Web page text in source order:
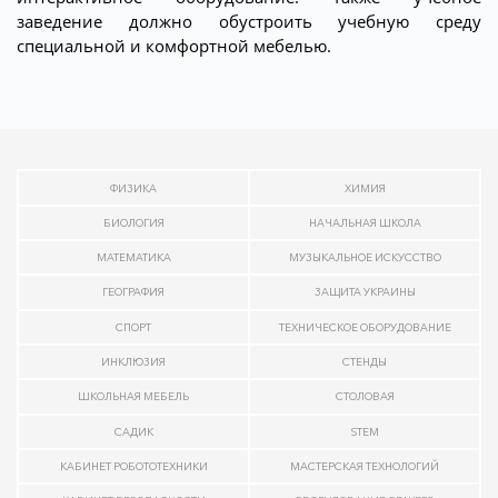
заведение должно обустроить учебную среду
специальной и комфортной мебелью.
ФИЗИКА ХИМИЯ
БИОЛОГИЯ НАЧАЛЬНАЯ ШКОЛА
МАТЕМАТИКА МУЗЫКАЛЬНОЕ ИСКУССТВО
ГЕОГРАФИЯ ЗАЩИТА УКРАИНЫ
СПОРТ ТЕХНИЧЕСКОЕ ОБОРУДОВАНИЕ
ИНКЛЮЗИЯ СТЕНДЫ
ШКОЛЬНАЯ МЕБЕЛЬ СТОЛОВАЯ
САДИК STEM
КАБИНЕТ РОБОТОТЕХНИКИ МАСТЕРСКАЯ ТЕХНОЛОГИЙ